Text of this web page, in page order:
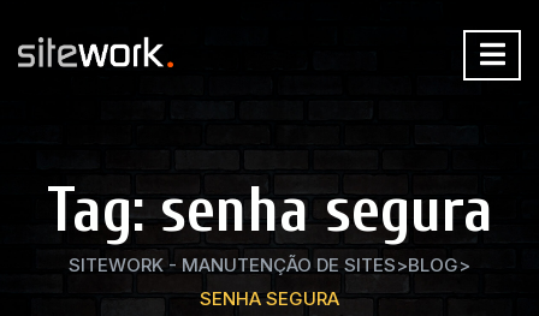
Tag:senha segura
SITEWORK - MANUTENÇÃO DE SITES>BLOG>
SENHA SEGURA